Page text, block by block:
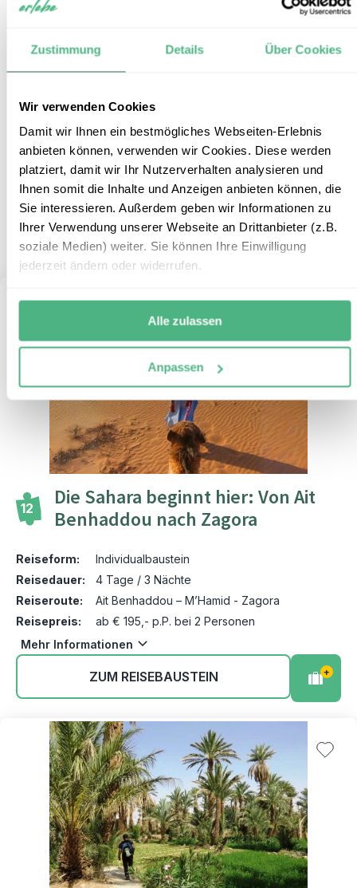
Zustimmung Details Über Cookies
Wir verwenden Cookies
Damit wir Ihnen ein bestmögliches Webseiten-Erlebnis
anbieten können, verwenden wir Cookies. Diese werden
platziert, damit wir Ihr Nutzerverhalten analysieren und
Ihnen somit die Inhalte und Anzeigen anbieten können, die
Sie interessieren. Außerdem geben wir Informationen zu
Ihrer Verwendung unserer Webseite an Drittanbieter (z.B.
soziale Medien) weiter. Sie können Ihre Einwilligung
jederzeit ändern oder widerrufen.
Alle zulassen
Anpassen
Auf dem Weg zur Dades-Schlucht
Reisedauer:
3 Tage / 2 Nächte
Reiseroute:
Ait Benhaddou – Dades-Schlucht (Der
Baustein ist auch umgekehrt möglich, von der
Dades-Schlucht nach Ait Benhaddou)
Reisepreis:
Mehr Informationen
ZUM REISEBAUSTEIN +
12
Die Sahara beginnt hier: Von Ait
Benhaddou nach Zagora
Reiseform:
Individualbaustein
Reisedauer:
4 Tage / 3 Nächte
Reiseroute:
Ait Benhaddou – M’Hamid - Zagora
Reisepreis:
ab € 195,- p.P. bei 2 Personen
Mehr Informationen
ZUM REISEBAUSTEIN +